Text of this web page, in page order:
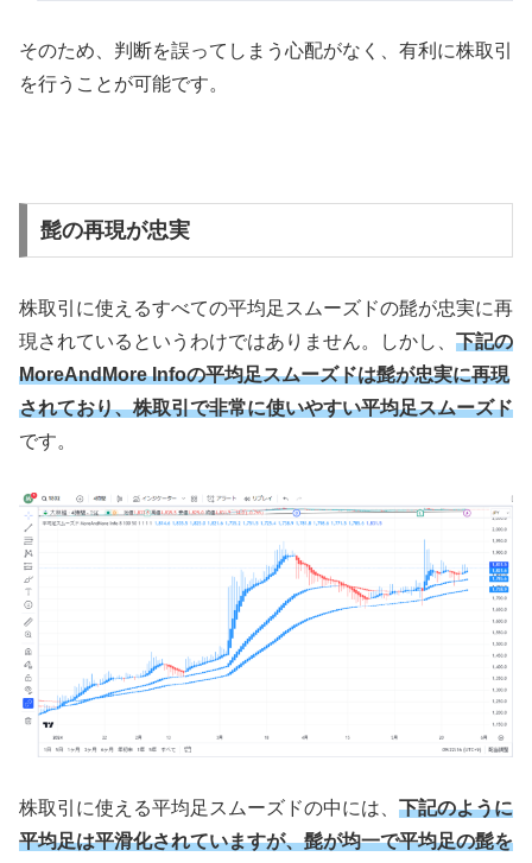
そのため、判断を誤ってしまう心配がなく、有利に株取引
を行うことが可能です。
髭の再現が忠実
株取引に使えるすべての平均足スムーズドの髭が忠実に再
現されているというわけではありません。しかし、 下記の
MoreAndMore Infoの平均足スムーズドは髭が忠実に再現
されており、株取引で非常に使いやすい平均足スムーズド
です。
株取引に使える平均足スムーズドの中には、 下記のように
平均足は平滑化されていますが、髭が均一で平均足の髭を